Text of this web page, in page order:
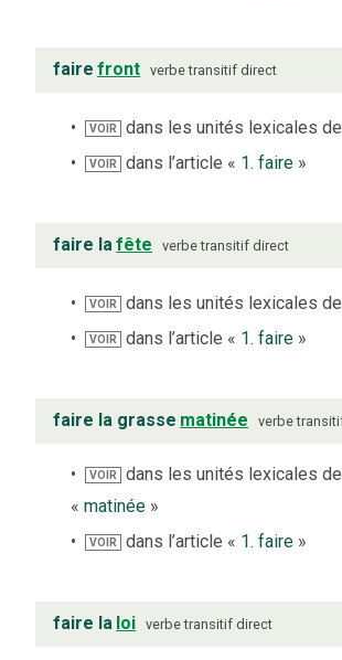
faire front verbe transitif direct
VOIR dans les unités lexicales
VOIR dans l’article « 1. faire »
faire lafête verbe transitif direct
VOIR dans les unités lexicales
VOIR dans l’article « 1. faire »
faire la grasse matinée verbe
VOIR
dans les unités lexicales de
« matinée »
VOIR dans l’article « 1. faire »
faire la loi verbe transitif direct